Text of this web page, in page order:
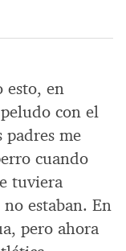
esto, en
con el
me
cuando
tuviera
estaban. En
pero ahora